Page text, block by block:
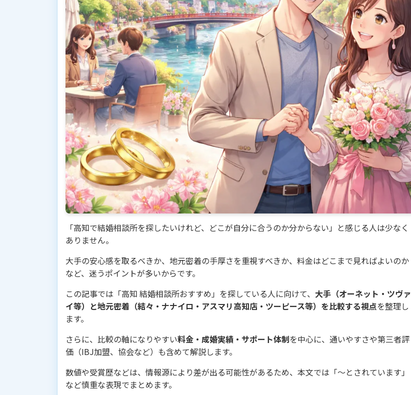
「高知で結婚相談所を探したいけれど、どこが自分に合うのか分からない」と感じる人は少なく
ありません。
大手の安心感を取るべきか、地元密着の手厚さを重視すべきか、料金はどこまで見ればよいのか
など、迷うポイントが多いからです。
この記事では「高知 結婚相談所おすすめ」を探している人に向けて、 大手（オーネット・ツヴァ
イ等）と地元密着（結々・ナナイロ・アスマリ高知店・ツーピース等）を比較する視点を整理し
ます。
さらに、比較の軸になりやすい料金・成婚実績・サポート体制を中心に、通いやすさや第三者評
価（IBJ加盟、協会など）も含めて解説します。
数値や受賞歴などは、情報源により差が出る可能性があるため、本文では「〜とされています」
など慎重な表現でまとめます。